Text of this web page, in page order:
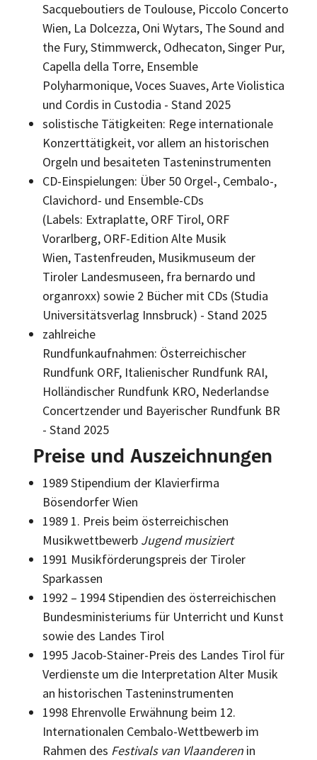
Sacqueboutiers de Toulouse, Piccolo Concerto
Wien, La Dolcezza, Oni Wytars, The Sound and
the Fury, Stimmwerck, Odhecaton, Singer Pur,
Capella della Torre, Ensemble
Polyharmonique, Voces Suaves, Arte Violistica
und Cordis in Custodia - Stand 2025
solistische Tätigkeiten: Rege internationale
Konzerttätigkeit, vor allem an historischen
Orgeln und besaiteten Tasteninstrumenten
CD-Einspielungen: Über 50 Orgel-, Cembalo-,
Clavichord- und Ensemble-CDs
(Labels: Extraplatte, ORF Tirol, ORF
Vorarlberg, ORF-Edition Alte Musik
Wien, Tastenfreuden, Musikmuseum der
Tiroler Landesmuseen, fra bernardo und
organroxx) sowie 2 Bücher mit CDs (Studia
Universitätsverlag Innsbruck) - Stand 2025
zahlreiche
Rundfunkaufnahmen: Österreichischer
Rundfunk ORF, Italienischer Rundfunk RAI,
Holländischer Rundfunk KRO, Nederlandse
Concertzender und Bayerischer Rundfunk BR
- Stand 2025
Preise und Auszeichnungen
1989 Stipendium der Klavierfirma
Bösendorfer Wien
1989 1. Preis beim österreichischen
Musikwettbewerb Jugend musiziert
1991 Musikförderungspreis der Tiroler
Sparkassen
1992 – 1994 Stipendien des österreichischen
Bundesministeriums für Unterricht und Kunst
sowie des Landes Tirol
1995 Jacob-Stainer-Preis des Landes Tirol für
Verdienste um die Interpretation Alter Musik
an historischen Tasteninstrumenten
1998 Ehrenvolle Erwähnung beim 12.
Internationalen Cembalo-Wettbewerb im
Rahmen des Festivals van Vlaanderen in